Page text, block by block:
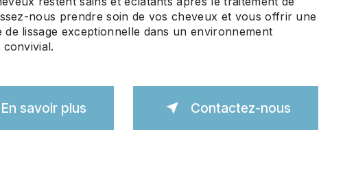
nous prendre soin de vos cheveux et vous offrir une
de lissage exceptionnelle dans un environnement
En savoir plus Contactez-nous